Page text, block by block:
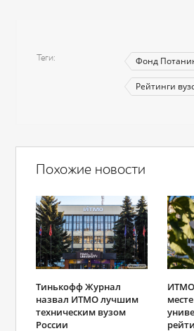
Теги Фонд
Рейтинги
Похожие новости
Тинькофф Журнал
назвал ИТМО лучшим
техническим вузом
России